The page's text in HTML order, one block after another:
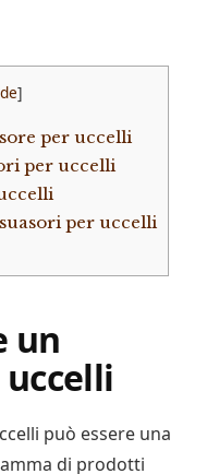
]
per uccelli
per uccelli
per uccelli
un
può essere una
di prodotti